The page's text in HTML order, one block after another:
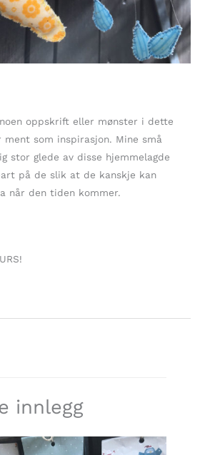
oppskrift eller mønster i dette
som inspirasjon. Mine små
stor glede av disse hjemmelagde
på de slik at de kanskje kan
når den tiden kommer.
innlegg